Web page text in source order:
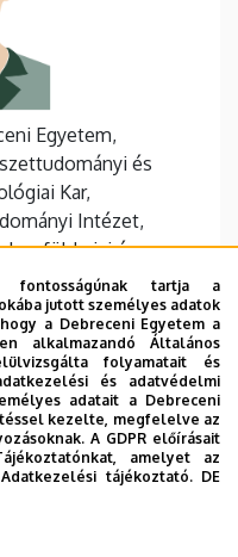
Egyetem,
és
Kar,
Intézet,
és
Tanszék
900 22397
Egyetem tér 1
és
épület
fontosságúnak tartja a
jutott személyes adatok
a Debreceni Egyetem a
alkalmazandó Általános
folyamatait és
és adatvédelmi
adatait a Debreceni
kezelte, megfelelve az
A GDPR előírásait
amelyet az
Adatkezelési tájékoztató. DE